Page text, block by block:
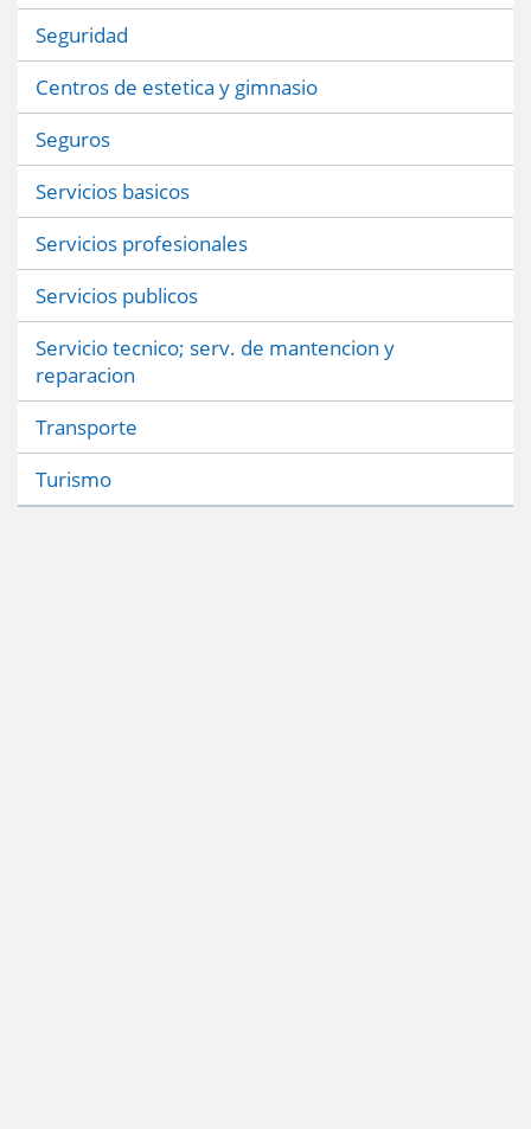
Seguridad
Centros de estetica y gimnasio
Seguros
Servicios basicos
Servicios profesionales
Servicios publicos
Servicio tecnico; serv. de mantencion y
reparacion
Transporte
Turismo